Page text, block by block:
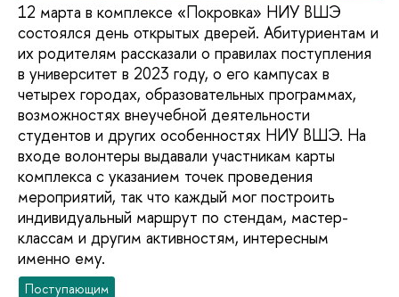
12 марта в комплексе «Покровка» НИУ ВШЭ
состоялся день открытых дверей. Абитуриентам и
их родителям рассказали о правилах поступления
в университет в 2023 году, о его кампусах в
четырех городах, образовательных программах,
возможностях внеучебной деятельности
студентов и других особенностях НИУ ВШЭ. На
входе волонтеры выдавали участникам карты
комплекса с указанием точек проведения
мероприятий, так что каждый мог построить
индивидуальный маршрут по стендам, мастер-
классам и другим активностям, интересным
именно ему.
Поступающим